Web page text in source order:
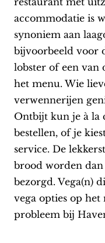
accommodatie is
synoniem aan
bijvoorbeeld voor
lobster of een van
het menu. Wie
verwennerijen
Ontbijt kun je à la
bestellen, of je
service. De
brood worden
bezorgd. Vega(n)
vega opties op het
probleem bij